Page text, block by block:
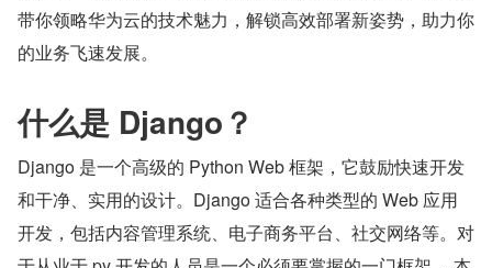
带你领略华为云的技术魅力，解锁高效部署新姿势，助力你
的业务飞速发展。
什么是 Django？
Django 是一个高级的 Python Web 框架，它鼓励快速开发
和干净、实用的设计。Django 适合各种类型的 Web 应用
开发，包括内容管理系统、电子商务平台、社交网络等。对